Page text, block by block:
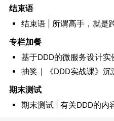
结束语
结束语 | 所谓高手，就是
专栏加餐
基于DDD的微服务设计实
抽奖｜《DDD实战课》沉
期末测试
期末测试 | 有关DDD的内